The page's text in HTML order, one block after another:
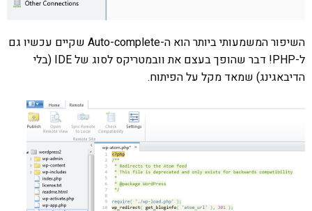
השיפור המשמעותי ביותר הוא ה-Auto-complete שקיים עכשיו גם
ל-PHP! דבר שהופך בעצם את וובמטריקס לסוג של IDE (בלי
הדיבאגינג) שמאד מקל על הפיתוח.